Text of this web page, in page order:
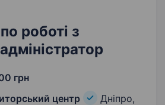
роботі з
грн
центр
Дніпро,